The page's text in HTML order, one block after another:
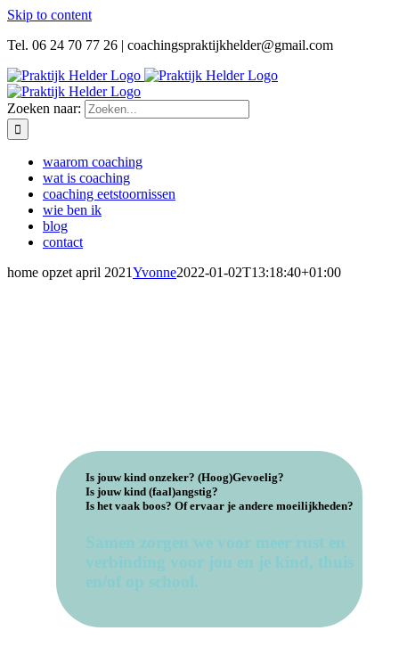
Skip to content
Tel. 06 24 70 77 26 | coachingspraktijkhelder@gmail.com
Zoeken naar:
waarom coaching
wat is coaching
coaching eetstoornissen
wie ben ik
blog
contact
home opzet april 2021Yvonne2022-01-02T13:18:40+01:00
Is jouw kind onzeker? (Hoog)Gevoelig?
Is jouw kind (faal)angstig?
Is het vaak boos? Of ervaar je andere moeilijkheden?
Samen zorgen we voor meer rust en
verbinding voor jou en je kind, thuis
en/of op school.